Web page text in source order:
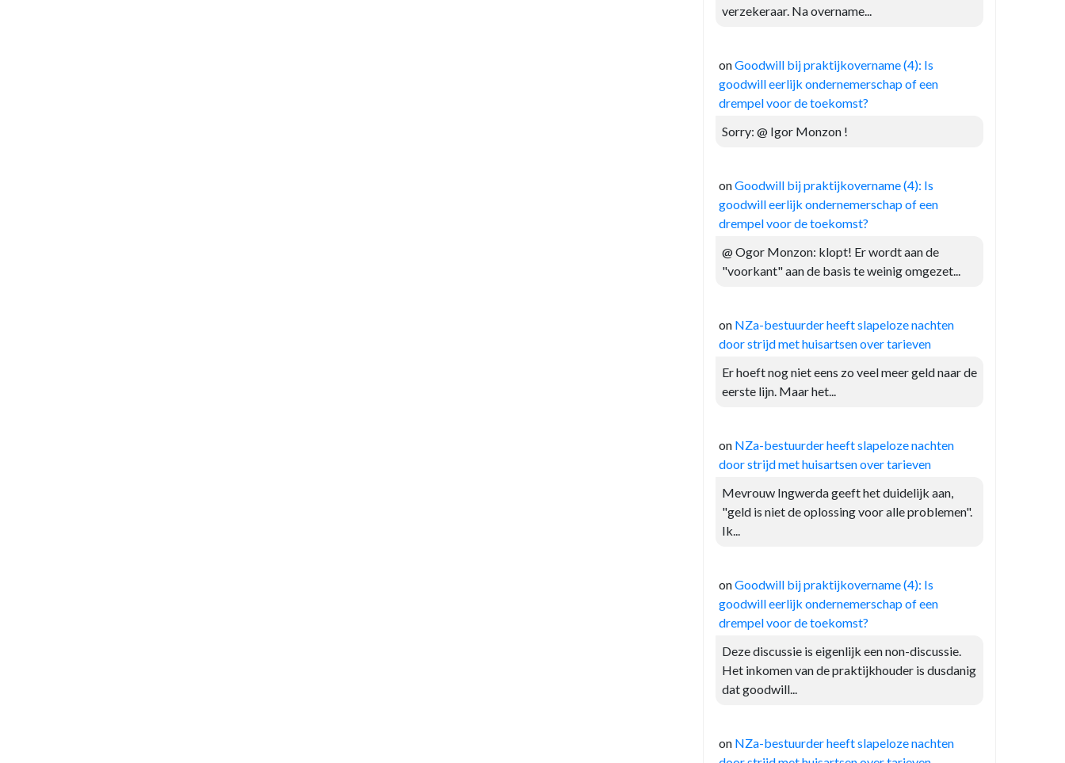
verzekeraar. Na overname...
onGoodwill bij praktijkovername (4): Is
goodwill eerlijk ondernemerschap of een
drempel voor de toekomst?
Sorry: @ Igor Monzon !
onGoodwill bij praktijkovername (4): Is
goodwill eerlijk ondernemerschap of een
drempel voor de toekomst?
@ Ogor Monzon: klopt! Er wordt aan de
"voorkant" aan de basis te weinig omgezet...
on NZa-bestuurder heeft slapeloze nachten
door strijd met huisartsen over tarieven
Er hoeft nog niet eens zo veel meer geld naar de
eerste lijn. Maar het...
on NZa-bestuurder heeft slapeloze nachten
door strijd met huisartsen over tarieven
Mevrouw Ingwerda geeft het duidelijk aan,
"geld is niet de oplossing voor alle problemen".
Ik...
onGoodwill bij praktijkovername (4): Is
goodwill eerlijk ondernemerschap of een
drempel voor de toekomst?
Deze discussie is eigenlijk een non-discussie.
Het inkomen van de praktijkhouder is dusdanig
dat goodwill...
on NZa-bestuurder heeft slapeloze nachten